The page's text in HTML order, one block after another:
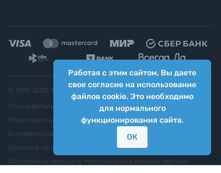
Работая с этим сайтом, Вы даете
свое согласие на использование
файлов cookie. Это необходимо
для нормального
функционирования сайта.
ОК
Яркий фотомаркет ("Яркий Мир")
Пользовательское соглашение
Политика конфиденциальности
Согласие на обработку персональных данных
Согласие на передачу персональных данных третьим